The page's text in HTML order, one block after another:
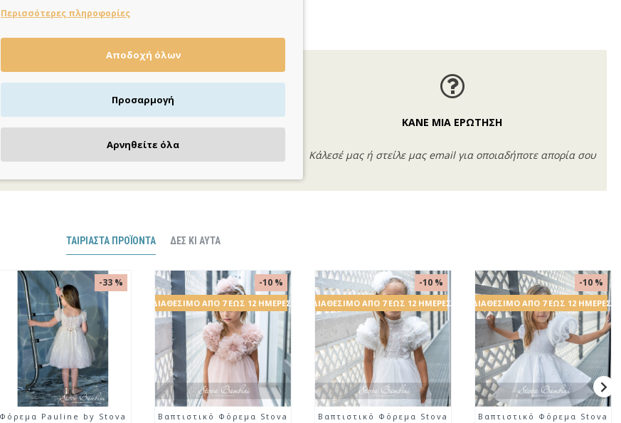
Πιστωτική/χρεωστική κάρτα, αντικαταβολή ή κατάθεση
ΚΑΝΕ ΜΙΑ ΕΡΩΤΗΣΗ
Κάλεσέ μας ή στείλε μας email για οποιαδήποτε απορία σου
ΤΑΙΡΙΑΣΤΆ ΠΡΟΪΌΝΤΑ ΔΕΣ ΚΙ ΑΥΤΆ
ΔΙΑΘΈΣΙΜΟ ΑΠΌ 7 ΈΩΣ 12 ΗΜΈΡΕΣ
Βαπτιστικό Φόρεμα Stova
-10 %
ΔΙΑΘΈΣΙΜΟ ΑΠΌ 7 ΈΩΣ 12 ΗΜΈΡΕΣ
Βαπτιστικό Φόρεμα Stova
ΔΙΑΘΈΣΙΜΟ ΑΠΌ 7 ΈΩΣ 12 ΗΜΈΡΕΣ
Βαπτιστική Γούνα
-
ΔΙΑΘΈΣΙΜΟ ΑΠΌ 7 ΈΩΣ 12
Βαπτιστικό
Περισσότερες πληροφορίες
Αποδοχή όλων
Προσαρμογή
Αρνηθείτε όλα